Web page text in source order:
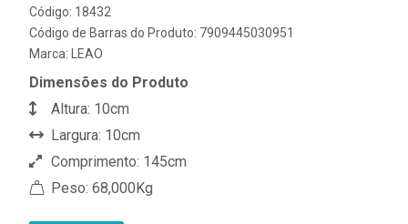
Código: 18432
Código de Barras do Produto: 7909445030951
Marca: LEAO
Dimensões do Produto
Altura: 10cm
Largura: 10cm
Comprimento: 145cm
Peso: 68,000Kg